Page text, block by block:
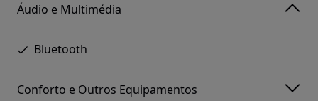
Áudio e Multimédia
Bluetooth
Conforto e Outros Equipamentos